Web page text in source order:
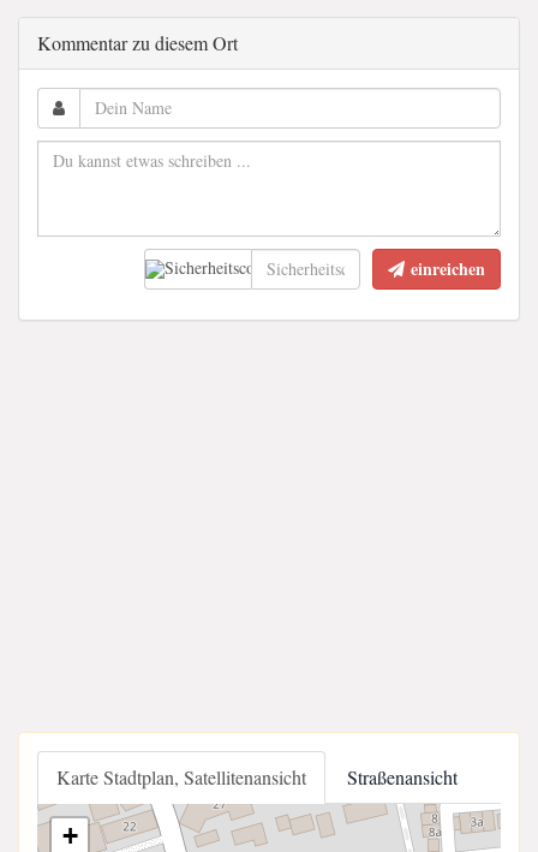
Kommentar zu diesem Ort
einreichen
Karte Stadtplan, Satellitenansicht Straßenansicht
+